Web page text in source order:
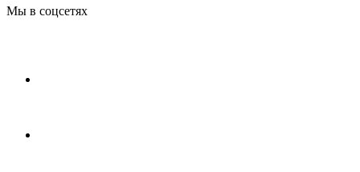
Мы в соцсетях